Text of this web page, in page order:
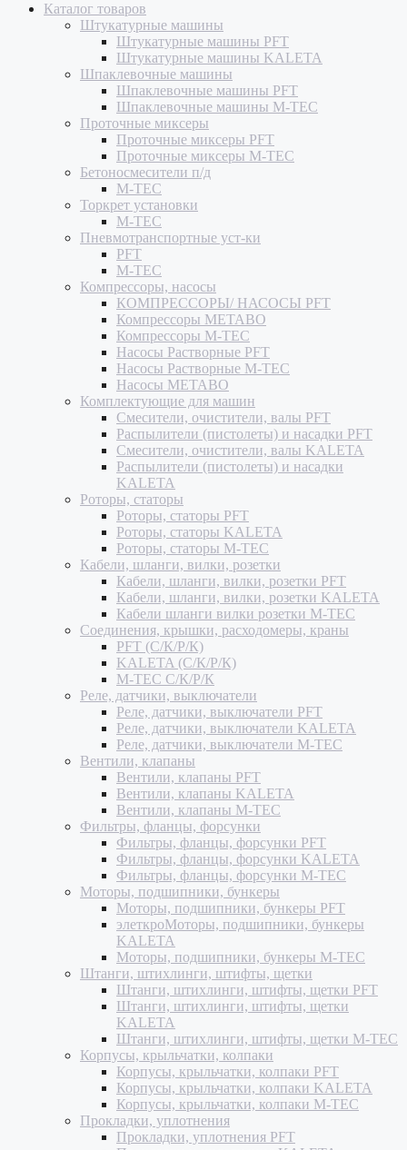
Каталог товаров
Штукатурные машины
Штукатурные машины PFT
Штукатурные машины KALETA
Шпаклевочные машины
Шпаклевочные машины PFT
Шпаклевочные машины M-TEC
Проточные миксеры
Проточные миксеры PFT
Проточные миксеры M-TEC
Бетоносмесители п/д
M-TEC
Торкрет установки
M-TEC
Пневмотранспортные уст-ки
PFT
M-TEC
Компрессоры, насосы
КОМПРЕССОРЫ/ НАСОСЫ PFT
Компрессоры METABO
Компрессоры M-TEC
Насосы Растворные PFT
Насосы Растворные M-TEC
Насосы METABO
Комплектующие для машин
Смесители, очистители, валы PFT
Распылители (пистолеты) и насадки PFT
Смесители, очистители, валы KALETA
Распылители (пистолеты) и насадки
KALETA
Роторы, статоры
Роторы, статоры PFT
Роторы, статоры KALETA
Роторы, статоры M-TEC
Кабели, шланги, вилки, розетки
Кабели, шланги, вилки, розетки PFT
Кабели, шланги, вилки, розетки KALETA
Кабели шланги вилки розетки M-TEC
Соединения, крышки, расходомеры, краны
PFT (С/К/Р/К)
KALETA (С/К/Р/К)
M-TEC С/К/Р/К
Реле, датчики, выключатели
Реле, датчики, выключатели PFT
Реле, датчики, выключатели KALETA
Реле, датчики, выключатели M-TEC
Вентили, клапаны
Вентили, клапаны PFT
Вентили, клапаны KALETA
Вентили, клапаны M-TEC
Фильтры, фланцы, форсунки
Фильтры, фланцы, форсунки PFT
Фильтры, фланцы, форсунки KALETA
Фильтры, фланцы, форсунки M-TEC
Моторы, подшипники, бункеры
Моторы, подшипники, бункеры PFT
элеткроМоторы, подшипники, бункеры
KALETA
Моторы, подшипники, бункеры M-TEC
Штанги, штихлинги, штифты, щетки
Штанги, штихлинги, штифты, щетки PFT
Штанги, штихлинги, штифты, щетки
KALETA
Штанги, штихлинги, штифты, щетки M-TEC
Корпусы, крыльчатки, колпаки
Корпусы, крыльчатки, колпаки PFT
Корпусы, крыльчатки, колпаки KALETA
Корпусы, крыльчатки, колпаки M-TEC
Прокладки, уплотнения
Прокладки, уплотнения PFT